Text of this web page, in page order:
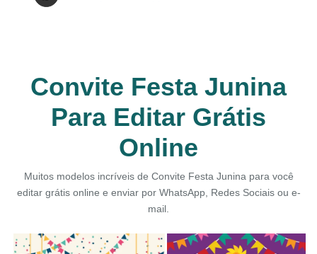
Convite Festa Junina
Para Editar Grátis
Online
Muitos modelos incríveis de Convite Festa Junina para você
editar grátis online e enviar por WhatsApp, Redes Sociais ou e-
mail.